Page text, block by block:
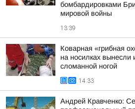
бомбардировками
мировой войны
13:39
Коварная «грибная
на носилках вынесли
сломанной ногой
14:33
Андрей Кравченко: